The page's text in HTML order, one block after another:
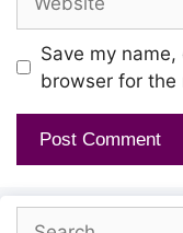
Save my
browser for the